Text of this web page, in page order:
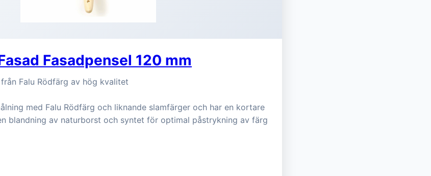
Fasadpensel 120 mm
Falu Rödfärg av hög kvalitet
med Falu Rödfärg och liknande slamfärger och har en kortare
blandning av naturborst och syntet för optimal påstrykning av färg